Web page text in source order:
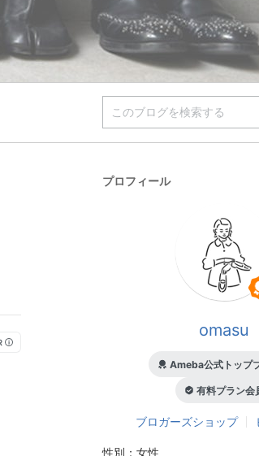
プロフィール
omasu
Ameba公式トップ
有料プラン会
ブロガーズショップ
性別： 女性